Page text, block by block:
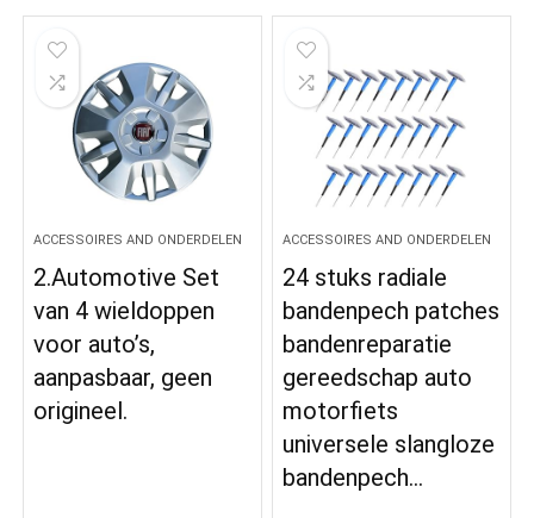
ACCESSOIRES AND ONDERDELEN
2.Automotive Set
van 4 wieldoppen
voor auto’s,
aanpasbaar, geen
origineel.
ACCESSOIRES AND ONDERDELEN
24 stuks radiale
bandenpech patches
bandenreparatie
gereedschap auto
motorfiets
universele slangloze
bandenpech…